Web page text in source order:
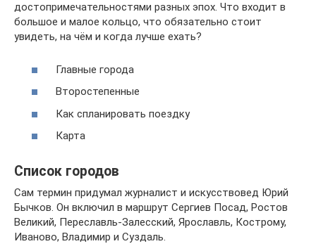
достопримечательностями разных эпох. Что входит в
большое и малое кольцо, что обязательно стоит
увидеть, на чём и когда лучше ехать?
Главные города
Второстепенные
Как спланировать поездку
Карта
Список городов
Сам термин придумал журналист и искусствовед Юрий
Бычков. Он включил в маршрут Сергиев Посад, Ростов
Великий, Переславль-Залесский, Ярославль, Кострому,
Иваново, Владимир и Суздаль.